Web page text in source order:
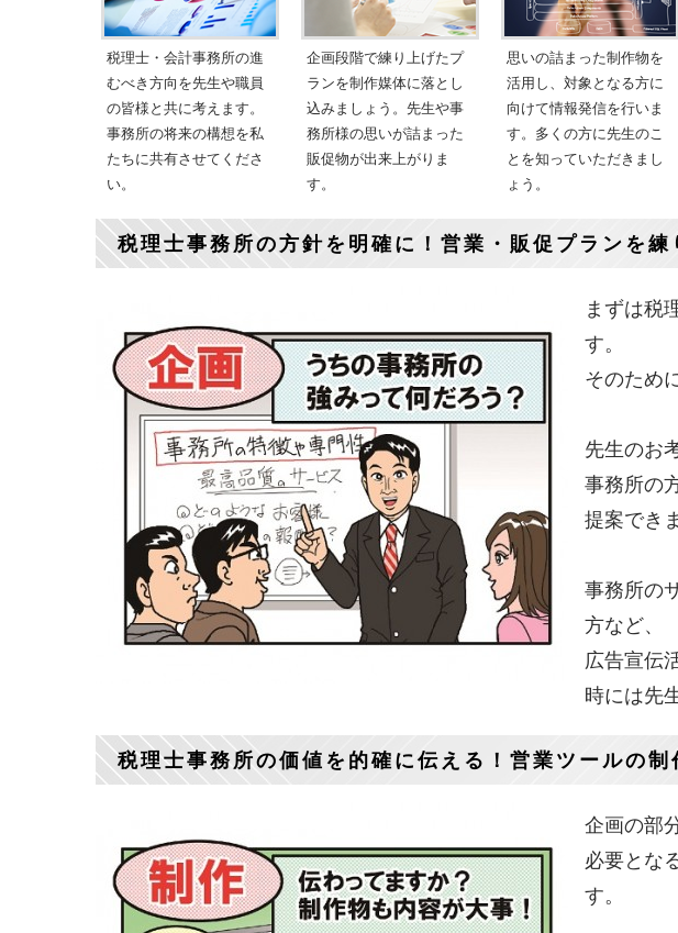
税理士・会計事務所の進
むべき方向を先生や職員
の皆様と共に考えます。
事務所の将来の構想を私
たちに共有させてくださ
い。
企画段階で練り上げたプ
ランを制作媒体に落とし
込みましょう。先生や事
務所様の思いが詰まった
販促物が出来上がりま
す。
思いの詰まった制作物を
活用し、対象となる方に
向けて情報発信を行いま
す。多くの方に先生のこ
とを知っていただきまし
ょう。
税理士事務所の方針を明確に！営業・販促プランを練
まずは税
す。
そのため
先生のお
事務所の
提案でき
事務所の
方など、
広告宣伝
時には先
税理士事務所の価値を的確に伝える！営業ツールの制
企画の部
必要とな
す。